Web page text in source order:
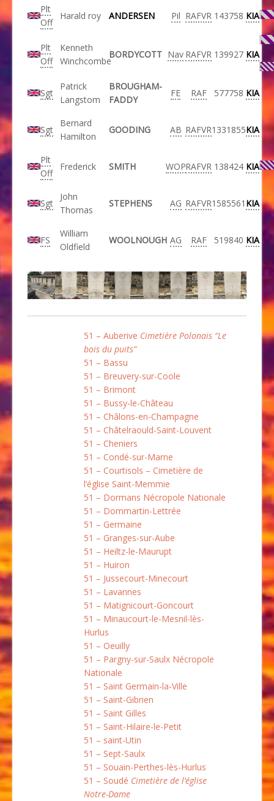
Plt
Off
Harald roy ANDERSEN Pil RAFVR 143758 KIA
Plt
Off
Kenneth
Winchcombe
BORDYCOTT Nav RAFVR 139927 KIA
Sgt
Patrick
Langstom
BROUGHAM-
FADDY
FE RAF 577758 KIA
Sgt
Bernard
Hamilton
GOODING AB RAFVR1331855KIA
Plt
Off
Frederick SMITH WOPRAFVR 138424 KIA
Sgt
John
Thomas
STEPHENS AG RAFVR1585561 KIA
FS
William
Oldfield
WOOLNOUGH AG RAF 519840 KIA
51 – Auberive Cimetière Polonais “Le
bois du puits”
51 – Bassu
51 – Breuvery-sur-Coole
51 – Brimont
51 – Bussy-le-Château
51 – Châlons-en-Champagne
51 – Châtelraould-Saint-Louvent
51 – Cheniers
51 – Condé-sur-Marne
51 – Courtisols – Cimetière de
l’église Saint-Memmie
51 – Dormans Nécropole Nationale
51 – Dommartin-Lettrée
51 – Germaine
51 – Granges-sur-Aube
51 – Heiltz-le-Maurupt
51 – Huiron
51 – Jussecourt-Minecourt
51 – Lavannes
51 – Matignicourt-Goncourt
51 – Minaucourt-le-Mesnil-lès-
Hurlus
51 – Oeuilly
51 – Pargny-sur-Saulx Nécropole
Nationale
51 – Saint Germain-la-Ville
51 – Saint-Gibrien
51 – Saint Gilles
51 – Saint-Hilaire-le-Petit
51 – saint-Utin
51 – Sept-Saulx
51 – Souain-Perthes-lès-Hurlus
51 – Soudé Cimetière de l’église
Notre-Dame